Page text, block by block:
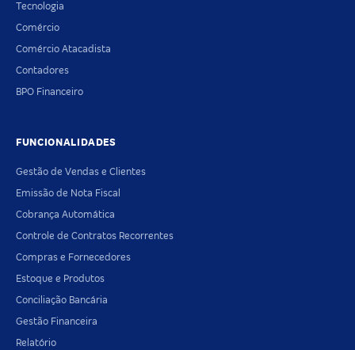
Tecnologia
Comércio
Comércio Atacadista
Contadores
BPO Financeiro
FUNCIONALIDADES
Gestão de Vendas e Clientes
Emissão de Nota Fiscal
Cobrança Automática
Controle de Contratos Recorrentes
Compras e Fornecedores
Estoque e Produtos
Conciliação Bancária
Gestão Financeira
Relatório